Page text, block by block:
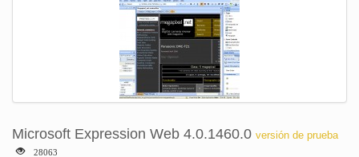
OCL apoyo. Ingeniería hacia adelante. Ingeniería /Jar/ archivo de clase
importación inversa. Soporte cognitivo. Reflexión en la acción.
Microsoft Expression Web 4.0.1460.0 versión de prueba
28063